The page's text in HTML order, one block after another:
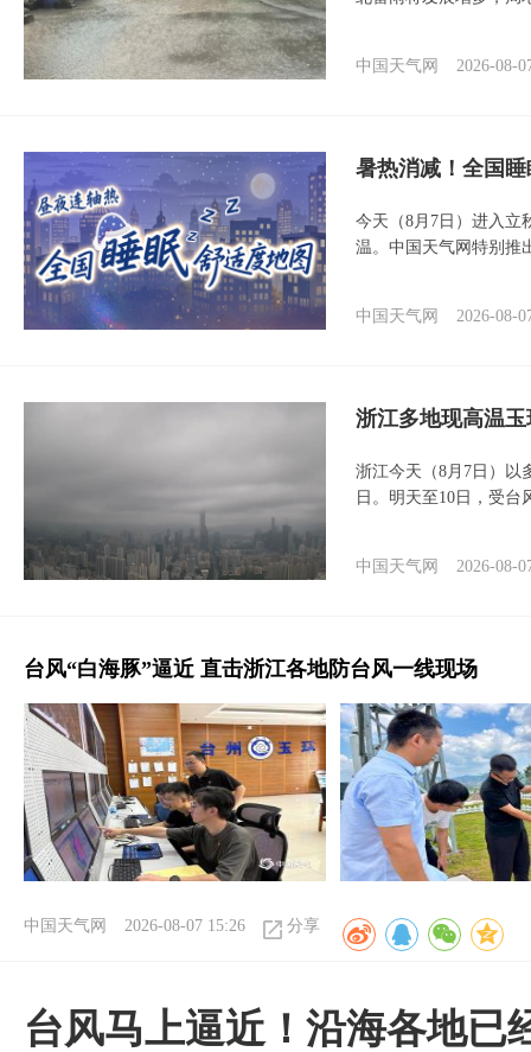
中国天气网 2026-08-
暑热消减！全国
今天（8月7日）进入立
温。中国天气网特别推
中国天气网 2026-08-
浙江多地现高温
浙江今天（8月7日）以
日。明天至10日，受台
中国天气网 2026-08-
台风“白海豚”逼近 直击浙江各地防台风一线现场
中国天气网 2026-08-07 15:26 分享
台风马上逼近！沿海各地已